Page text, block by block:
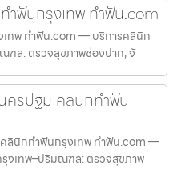
ฟันกรุงเทพ ทำฟัน.com
ทพ ทำฟัน.com — บริการคลินิก
ฑล: ตรวจสุขภาพช่องปาก, จั
ครปฐม คลินิกทำฟัน
ลินิกทำฟันกรุงเทพ ทำฟัน.com —
งเทพ–ปริมณฑล: ตรวจสุขภาพ